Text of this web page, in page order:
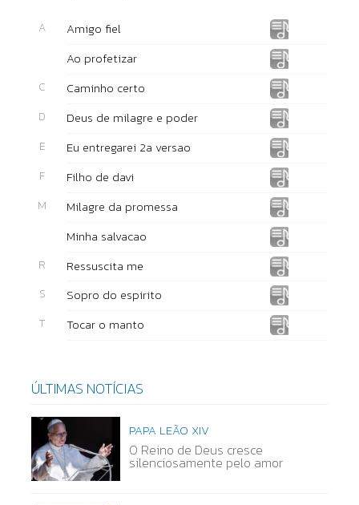
A
Amigo fiel
Ao profetizar
C Caminho certo
D Deus de milagre e poder
E Eu entregarei 2a versao
F Filho de davi
M
Milagre da promessa
Minha salvacao
R Ressuscita me
S Sopro do espirito
T Tocar o manto
ÚLTIMAS NOTÍCIAS
PAPA LEÃO XIV
O Reino de Deus cresce
silenciosamente pelo amor